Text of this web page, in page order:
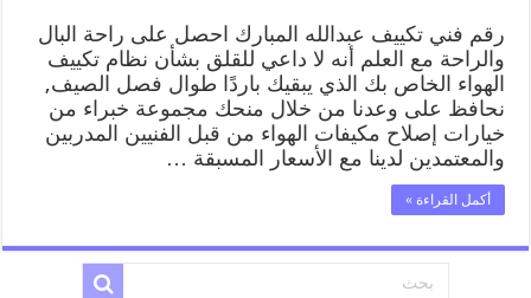
مغلقة
رقم فني تكييف عبدالله المبارك احصل على راحة البال
والراحة مع العلم أنه لا داعي للقلق بشأن نظام تكييف
الهواء الخاص بك الذي يبقيك باردًا طوال فصل الصيف,
نحافظ على وعدنا من خلال منحك مجموعة خبراء من
خيارات إصلاح مكيفات الهواء من قبل الفنيين المدربين
والمعتمدين لدينا مع الأسعار المسبقة …
أكمل القراءة »